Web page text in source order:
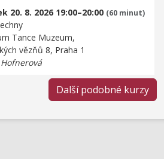
20. 8. 2026 19:00–20:00 (60 minut)
Tance Muzeum,
vězňů 8, Praha 1
Další podobné kurzy